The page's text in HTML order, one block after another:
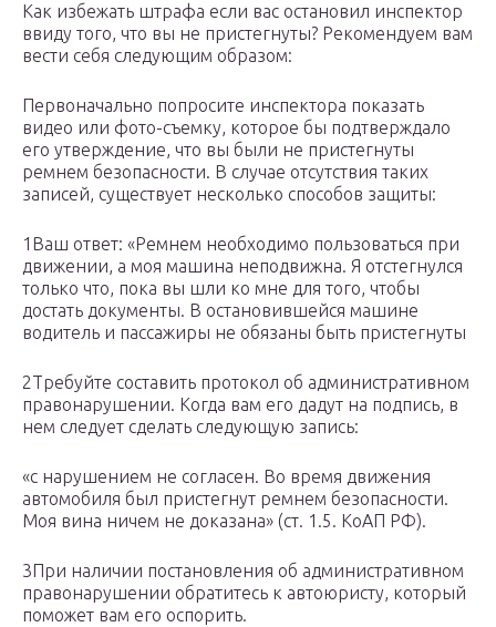
Как избежать штрафа если вас остановил инспектор
ввиду того, что вы не пристегнуты? Рекомендуем вам
вести себя следующим образом:
Первоначально попросите инспектора показать
видео или фото-съемку, которое бы подтверждало
его утверждение, что вы были не пристегнуты
ремнем безопасности. В случае отсутствия таких
записей, существует несколько способов защиты:
1Ваш ответ: «Ремнем необходимо пользоваться при
движении, а моя машина неподвижна. Я отстегнулся
только что, пока вы шли ко мне для того, чтобы
достать документы. В остановившейся машине
водитель и пассажиры не обязаны быть пристегнуты
2Требуйте составить протокол об административном
правонарушении. Когда вам его дадут на подпись, в
нем следует сделать следующую запись:
«с нарушением не согласен. Во время движения
автомобиля был пристегнут ремнем безопасности.
Моя вина ничем не доказана» (ст. 1.5. КоАП РФ).
3При наличии постановления об административном
правонарушении обратитесь к автоюристу, который
поможет вам его оспорить.